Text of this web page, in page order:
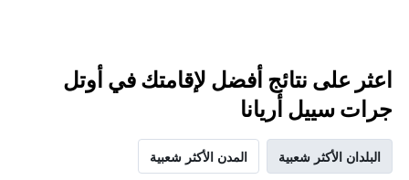
اعثر على نتائج أفضل لإقامتك في أوتل
جرات سييل أريانا
البلدان الأكثر شعبية المدن الأكثر شعبية